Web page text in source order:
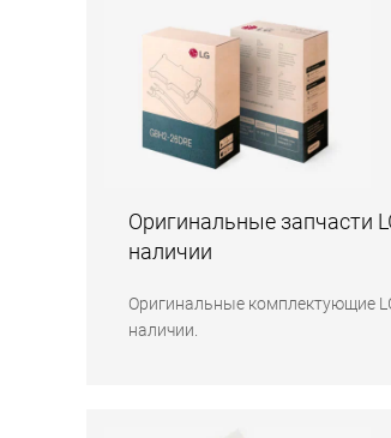
Оригинальные запчасти
наличии
Оригинальные комплектующие
наличии.